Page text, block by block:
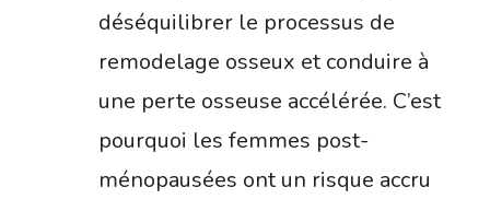
déséquilibrer le processus de
remodelage osseux et conduire à
une perte osseuse accélérée. C’est
pourquoi les femmes post-
ménopausées ont un risque accru